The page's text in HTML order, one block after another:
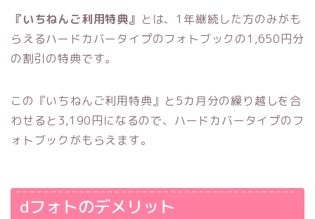
『いちねんご利用特典』 とは、1年継続した方のみがも
らえるハードカバータイプのフォトブックの1,650円分
の割引の特典です。
この『いちねんご利用特典』と5カ月分の繰り越しを合
わせると3,190円になるので、ハードカバータイプのフ
ォトブックがもらえます。
dフォトのデメリット